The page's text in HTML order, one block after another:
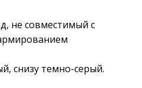
не совместимый с
снизу темно-серый.